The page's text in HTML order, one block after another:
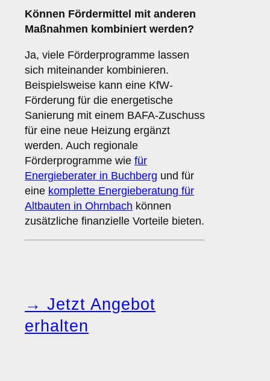
Können Fördermittel mit anderen
Maßnahmen kombiniert werden?
Ja, viele Förderprogramme lassen
sich miteinander kombinieren.
Beispielsweise kann eine KfW-
Förderung für die energetische
Sanierung mit einem BAFA-Zuschuss
für eine neue Heizung ergänzt
werden. Auch regionale
Förderprogramme wie für
Energieberater in Buchberg und für
eine komplette Energieberatung für
Altbauten in Ohrnbach können
zusätzliche finanzielle Vorteile bieten.
→ Jetzt Angebot
erhalten